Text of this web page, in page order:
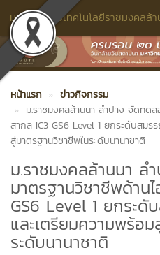
มหาวิทยาลัยเทคโนโลยีราชมงคลล้า
หน้าแรก
ข่าวกิจกรรม
ม.ราชมงคลล้านนา ลำปาง จัดทด
สากล IC3 GS6 Level 1 ยกระดับสมร
สู่มาตรฐานวิชาชีพในระดับนานาชาติ
ม.ราชมงคลล้านนา ล
มาตรฐานวิชาชีพด้าน
GS6 Level 1 ยกระดั
และเตรียมความพร้อ
ระดับนานาชาติ